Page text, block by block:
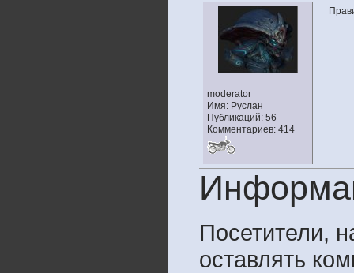
moderator
Имя: Руслан
Публикаций: 56
Комментариев: 414
Посетители,
оставлять